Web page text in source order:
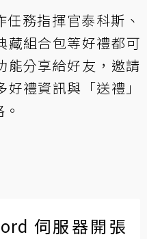
務指揮官泰科斯、
藏組合包等好禮都可
能分享給好友，邀請
禮資訊與「送禮」
伺服器開張